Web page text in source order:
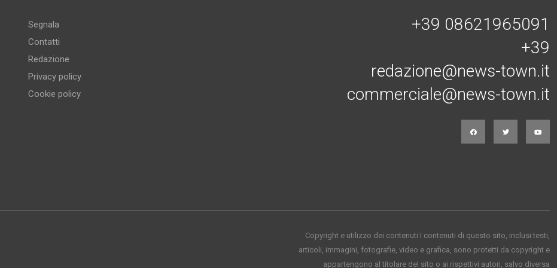
Segnala
Contatti
Redazione
Privacy policy
Cookie policy
+39 08621965091
+39
redazione@news-town.it
commerciale@news-town.it
Copyright e utilizzo dei contenuti I contenuti di questo sito, inclusi testi,
articoli, immagini, fotografie, video e grafica, sono protetti da copyright e
appartengono al titolare del sito o ai rispettivi autori, salvo diversa